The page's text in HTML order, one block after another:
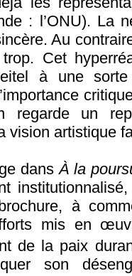
: l’ONU). La
Au
Cet
à une sorte
regarde un
vision artistique
dansÀ la
à
mis en
de la paix
son